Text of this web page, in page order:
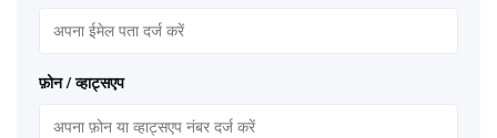
फ़ोन / व्हाट्सएप